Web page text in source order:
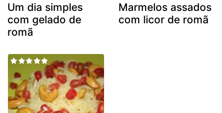
Um dia simples
com gelado de
romã
Marmelos assados
com licor de romã